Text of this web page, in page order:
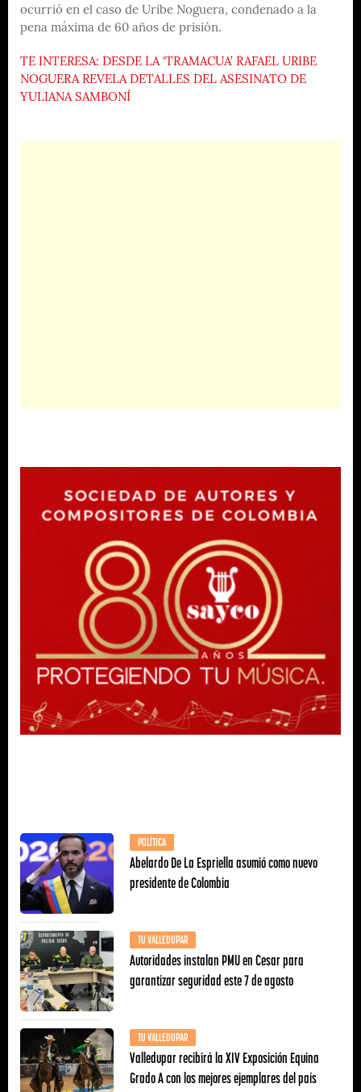
ocurrió en el caso de Uribe Noguera, condenado a la
pena máxima de 60 años de prisión.
TE INTERESA: DESDE LA ‘TRAMACUA’ RAFAEL URIBE
NOGUERA REVELA DETALLES DEL ASESINATO DE
YULIANA SAMBONÍ
POLÍTICA
Abelardo De La Espriella asumió como nuevo
presidente de Colombia
TU VALLEDUPAR
Autoridades instalan PMU en Cesar para
garantizar seguridad este 7 de agosto
TU VALLEDUPAR
Valledupar recibirá la XIV Exposición Equina
Grado A con los mejores ejemplares del país